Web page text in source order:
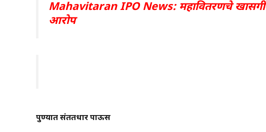
Mahavitaran IPO News: महावितरणचे
आरोप
पुण्यात संततधार पाऊस